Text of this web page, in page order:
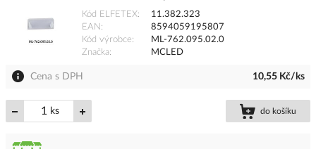
Kód ELFETEX
11.382.323
EAN
8594059195807
Kód výrobce
ML-762.095.02.0
Značka
MCLED
Cena s DPH 10,55 Kč/ks
ks do košíku